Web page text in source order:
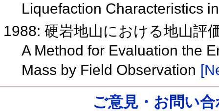
Liquefaction Characteristics
1988: 硬岩地山における地山評
A Method for Evaluation the
Mass by Field Observation
ご意見・お問い